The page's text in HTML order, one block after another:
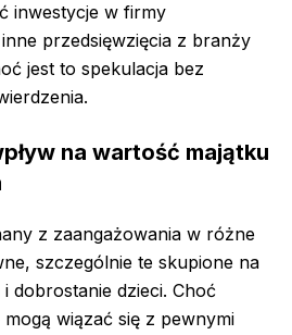
inwestycje w firmy
przedsięwzięcia z branży
jest to spekulacja bez
na wartość majątku
z zaangażowania w różne
szczególnie te skupione na
dobrostanie dzieci. Choć
mogą wiązać się z pewnymi